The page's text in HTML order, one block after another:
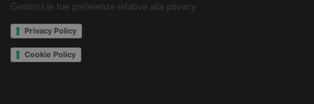
Gestisci le tue preferenze relative alla privacy
Privacy Policy
Cookie Policy